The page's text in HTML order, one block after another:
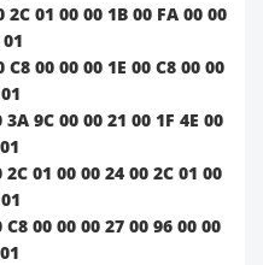
情况提供定制化解决方
也有专业的应用工程师
度应用者（看到您之前
传感器），建议在调
电磁干扰因素，即使电
可能影响雷达工作稳
2C 01 00 00 1B 00 FA 00 00
C8 00 00 00 1E 00 C8 00 00
9C 00 00 21 00 1F 4E 00
2C 01 00 00 24 00 2C 01 00
C8 00 00 00 27 00 96 00 00